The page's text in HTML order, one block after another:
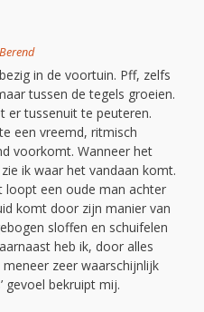
Berend
in de voortuin. Pff, zelfs
tussen de tegels groeien.
er tussenuit te peuteren.
een vreemd, ritmisch
voorkomt. Wanneer het
ik waar het vandaan komt.
loopt een oude man achter
komt door zijn manier van
sloffen en schuifelen
heb ik, door alles
zeer waarschijnlijk
gevoel bekruipt mij.